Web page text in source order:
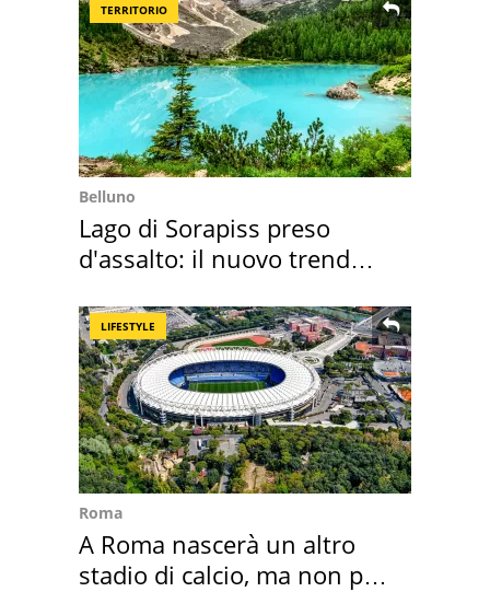
TERRITORIO
Belluno
Lago di Sorapiss preso
d'assalto: il nuovo trend
LIFESTYLE
Roma
A Roma nascerà un altro
stadio di calcio, ma non per